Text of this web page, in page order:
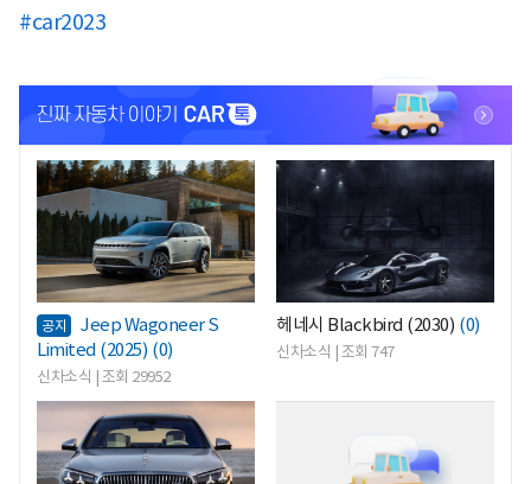
#car2023
<
공지
Jeep Wagoneer S
Limited (2025) (0)
신차소식 | 조회 29952
<
헤네시 Blackbird (2030) (0)
신차소식 | 조회 747
<